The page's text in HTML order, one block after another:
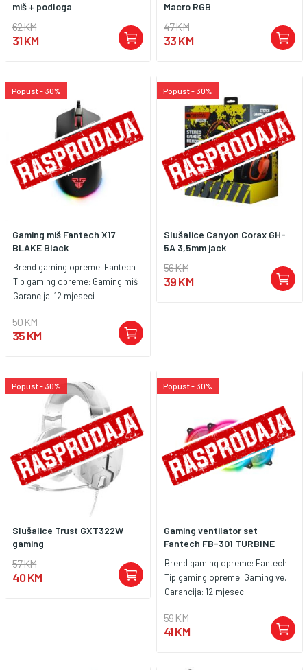
miš + podloga
62 KM
31 KM
Macro RGB
47 KM
33 KM
Popust - 30%
Gaming miš Fantech X17
BLAKE Black
Brend gaming opreme: Fantech
Tip gaming opreme: Gaming miš
Garancija: 12 mjeseci
50 KM
35 KM
Popust - 30%
Slušalice Canyon Corax GH-
5A 3,5mm jack
56 KM
39 KM
Popust - 30%
Slušalice Trust GXT322W
gaming
57 KM
40 KM
Popust - 30%
Gaming ventilator set
Fantech FB-301 TURBINE
Brend gaming opreme: Fantech
Tip gaming opreme: Gaming ventilator
Garancija: 12 mjeseci
59 KM
41 KM